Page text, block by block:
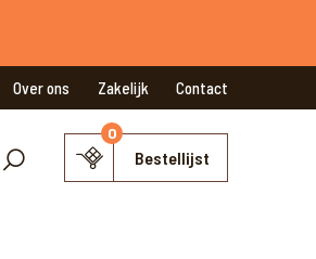
Over ons Zakelijk Contact
0
Bestellijst